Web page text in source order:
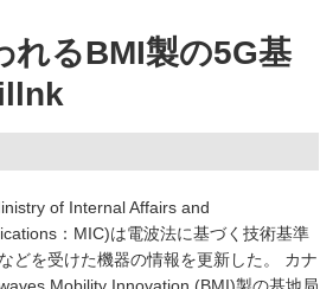
れるBMI製の5G基
of Internal Affairs and
：MIC)は電波法に基づく技術基準
どを受けた機器の情報を更新した。 カナ